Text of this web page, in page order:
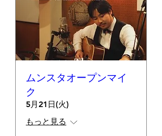
ムンスタオープンマイ
ク
5月21日(火)
もっと見る